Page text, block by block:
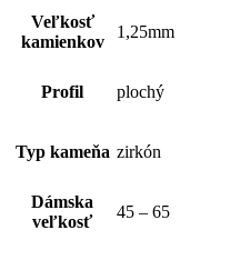
Veľkosť
kamienkov
1,25mm
Profil plochý
Typ kameňa zirkón
Dámska
veľkosť
45 – 65